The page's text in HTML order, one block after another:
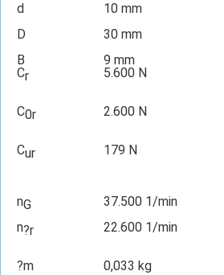
d
10 mm
D
30 mm
B
9 mm
Cr 5.600 N
C0r 2.600 N
Cur 179 N
nG 37.500 1/min
n?r 22.600 1/min
?m
0,033 kg